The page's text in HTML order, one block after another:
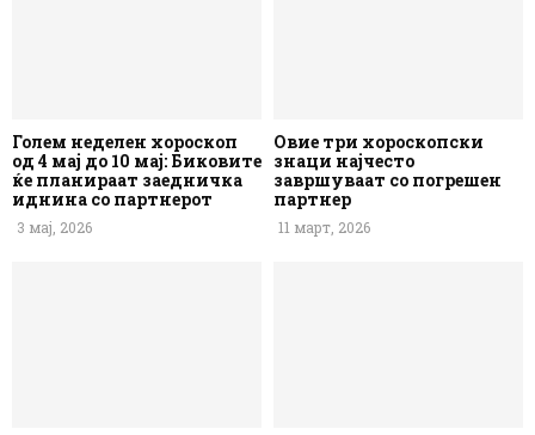
Голем неделен хороскоп
од 4 мај до 10 мај: Биковите
ќе планираат заедничка
иднина со партнерот
3 мај, 2026
Овие три хороскопски
знаци најчесто
завршуваат со погрешен
партнер
11 март, 2026